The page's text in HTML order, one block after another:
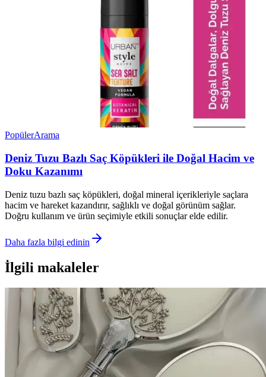
PopülerArama
Deniz Tuzu Bazlı Saç Köpükleri ile Doğal Hacim ve
Doku Kazanımı
Deniz tuzu bazlı saç köpükleri, doğal mineral içerikleriyle saçlara
hacim ve hareket kazandırır, sağlıklı ve doğal görünüm sağlar.
Doğru kullanım ve ürün seçimiyle etkili sonuçlar elde edilir.
Daha fazla bilgi edinin
İlgili makaleler